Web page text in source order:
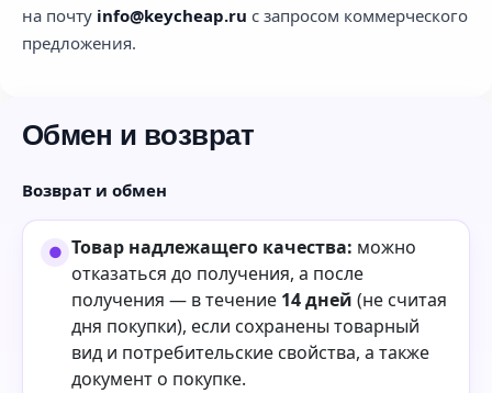
на почту info@keycheap.ru с запросом коммерческого
предложения.
Обмен и возврат
Возврат и обмен
Товар надлежащего качества: можно
отказаться до получения, а после
получения — в течение 14 дней (не считая
дня покупки), если сохранены товарный
вид и потребительские свойства, а также
документ о покупке.